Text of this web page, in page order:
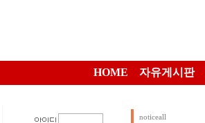
HOME 자유게시판
noticeall